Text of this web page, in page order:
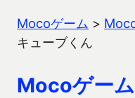
Mocoゲーム >
キューブくん
Mocoゲー